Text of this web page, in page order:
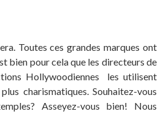
Toutes ces grandes marques ont
bien pour cela que les directeurs de
Hollywoodiennes les utilisent
charismatiques. Souhaitez-vous
Asseyez-vous bien! Nous